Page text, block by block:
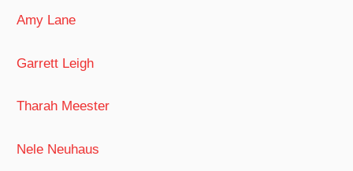
Amy Lane
Garrett Leigh
Tharah Meester
Nele Neuhaus